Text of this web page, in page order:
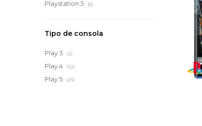
Tipo de consola
Play 3 (2)
Play 4 (52)
Play 5 (25)
Playstation 5 (6)